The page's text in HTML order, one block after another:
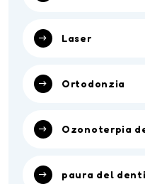
Laser
Ortodonzia
Ozonoterpia
paura del